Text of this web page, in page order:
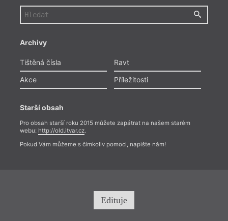
Archivy
Tištěná čísla
Ravt
Akce
Příležitosti
Starší obsah
Pro obsah starší roku 2015 můžete zapátrat na našem starém
webu: http://old.itvar.cz.
Pokud Vám můžeme s čímkoliv pomoci, napište nám!
Edituje